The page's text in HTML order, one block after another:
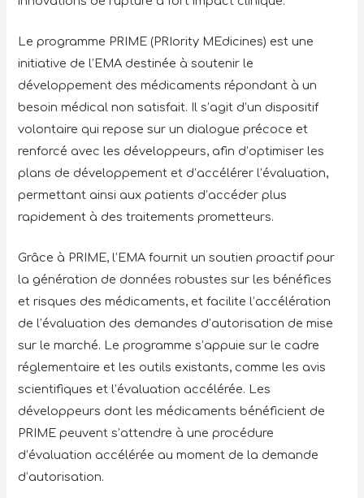
Le programme PRIME (PRIority MEdicines) est une
initiative de l’EMA destinée à soutenir le
développement des médicaments répondant à un
besoin médical non satisfait. Il s’agit d’un dispositif
volontaire qui repose sur un dialogue précoce et
renforcé avec les développeurs, afin d’optimiser les
plans de développement et d’accélérer l’évaluation,
permettant ainsi aux patients d’accéder plus
rapidement à des traitements prometteurs.
Grâce à PRIME, l’EMA fournit un soutien proactif pour
la génération de données robustes sur les bénéfices
et risques des médicaments, et facilite l’accélération
de l’évaluation des demandes d’autorisation de mise
sur le marché. Le programme s’appuie sur le cadre
réglementaire et les outils existants, comme les avis
scientifiques et l’évaluation accélérée. Les
développeurs dont les médicaments bénéficient de
PRIME peuvent s’attendre à une procédure
d’évaluation accélérée au moment de la demande
d’autorisation.